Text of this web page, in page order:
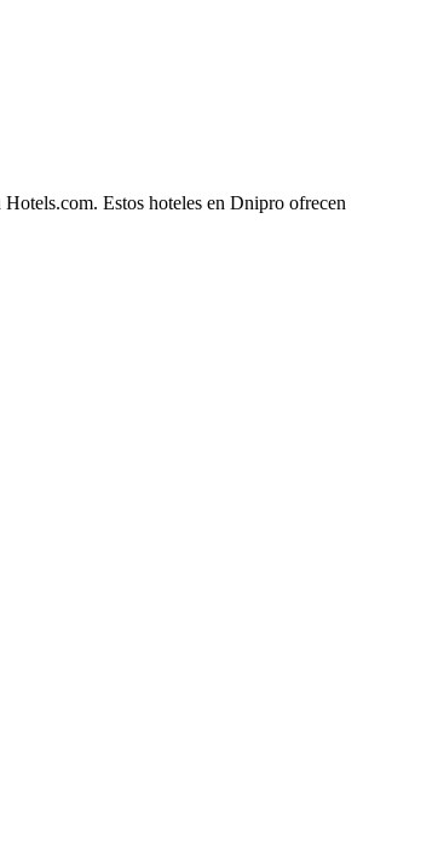
Estos hoteles en Dnipro ofrecen